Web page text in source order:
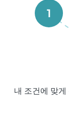
1
내 조건에 맞